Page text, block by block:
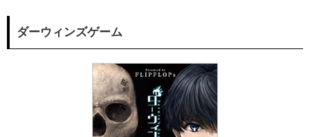
「生贄投票」
お金と命を賭けた嘘と真実の頭脳戦！ギャンブル×デスゲ
「賭博黙示録カイジ」
ダーウィンズゲーム